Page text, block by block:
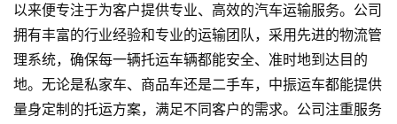
以来便专注于为客户提供专业、高效的汽车运输服务。公司
拥有丰富的行业经验和专业的运输团队，采用先进的物流管
理系统，确保每一辆托运车辆都能安全、准时地到达目的
地。无论是私家车、商品车还是二手车，中振运车都能提供
量身定制的托运方案，满足不同客户的需求。公司注重服务